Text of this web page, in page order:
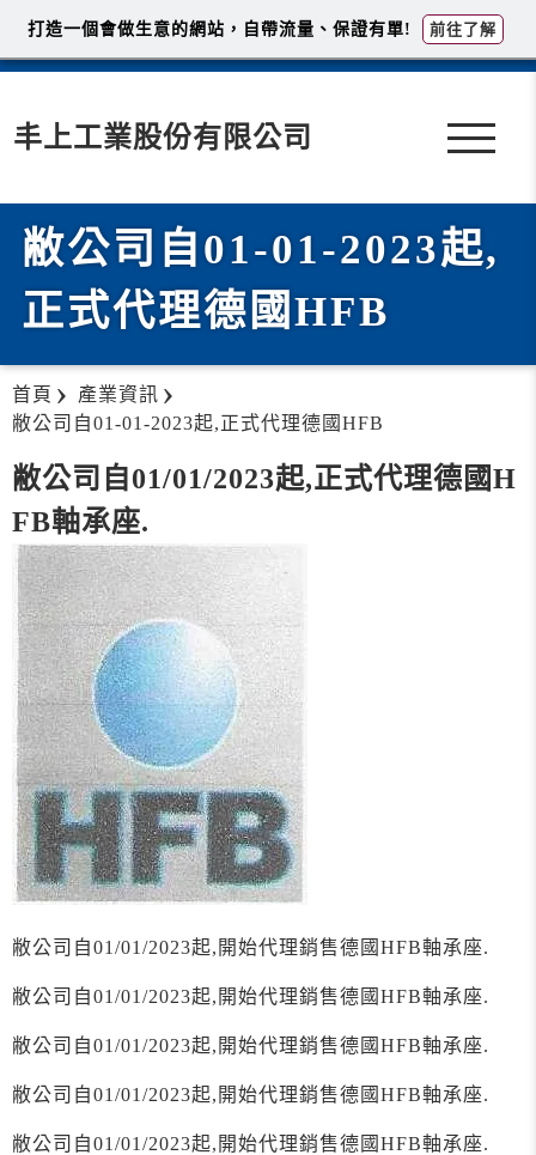
丰上工業股份有限公司
敝公司自01-01-2023起,
正式代理德國HFB
首頁
產業資訊
敝公司自01-01-2023起,正式代理德國HFB
敝公司自01/01/2023起,正式代理德國H
FB軸承座.
敝公司自01/01/2023起,開始代理銷售德國HFB軸承座.
敝公司自01/01/2023起,開始代理銷售德國HFB軸承座.
敝公司自01/01/2023起,開始代理銷售德國HFB軸承座.
敝公司自01/01/2023起,開始代理銷售德國HFB軸承座.
敝公司自01/01/2023起,開始代理銷售德國HFB軸承座.
打造一個會做生意的網站，自帶流量、保證有單! 前往了解